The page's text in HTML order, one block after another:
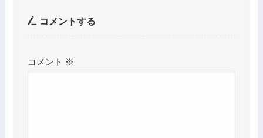
コメントする
コメント ※